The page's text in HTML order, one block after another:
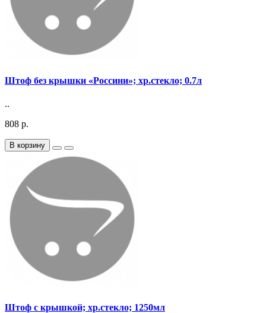
Штоф без крышки «Россини»; хр.стекло; 0.7л
..
808 р.
В корзину
Штоф с крышкой; хр.стекло; 1250мл